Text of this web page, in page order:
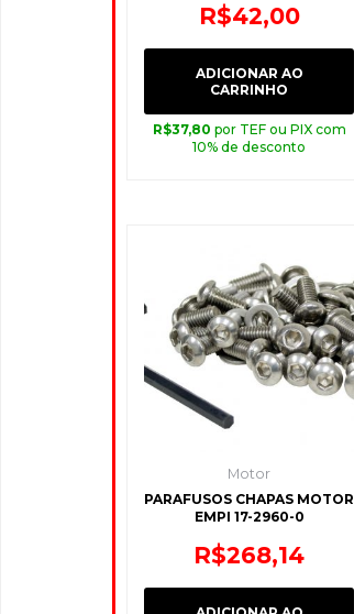
R$42,00
ADICIONAR AO
CARRINHO
R$37,80 por TEF ou PIX com
10% de desconto
Motor
PARAFUSOS CHAPAS MOTOR
EMPI 17-2960-0
R$268,14